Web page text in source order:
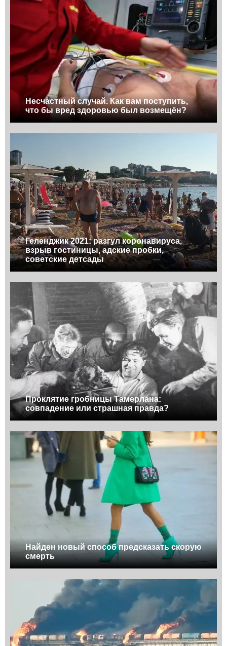
Несчастный случай. Как вам поступить,
что бы вред здоровью был возмещён?
Геленджик 2021: разгул коронавируса,
взрыв гостиницы, адские пробки,
советские детсады
Проклятие гробницы Тамерлана:
совпадение или страшная правда?
Найден новый способ предсказать скорую
смерть